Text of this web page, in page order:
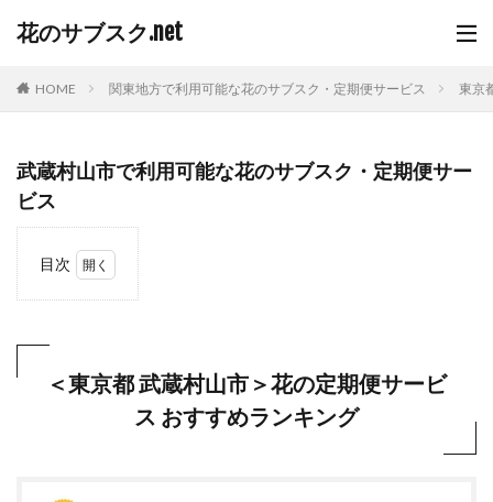
花のサブスク.net
HOME 関東地方で利用可能な花のサブスク・定期便サービス 東京
武蔵村山市で利用可能な花のサブスク・定期便サー
ビス
目次
市＞＜東京都 武蔵村山市＞花の定期便サービ
ス おすすめランキング